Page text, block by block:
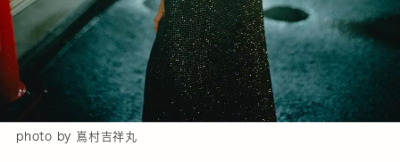
photo by 嶌村吉祥丸